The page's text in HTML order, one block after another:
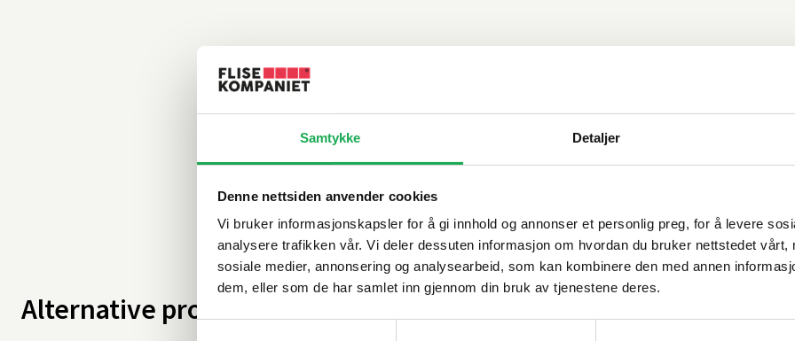
Samtykke Detaljer
Denne nettsiden anvender cookies
Vi bruker informasjonskapsler for å gi innhold og annonser et personlig preg, for å levere
analysere trafikken vår. Vi deler dessuten informasjon om hvordan du bruker nettstedet vårt,
sosiale medier, annonsering og analysearbeid, som kan kombinere den med annen
dem, eller som de har samlet inn gjennom din bruk av tjenestene deres.
Alternative produkter